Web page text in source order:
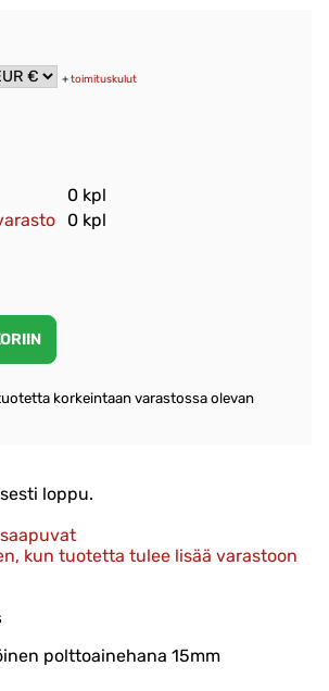
+toimituskulut
0 kpl
0 kpl
korkeintaan varastossa olevan
loppu.
kun tuotetta tulee lisää varastoon
polttoainehana 15mm